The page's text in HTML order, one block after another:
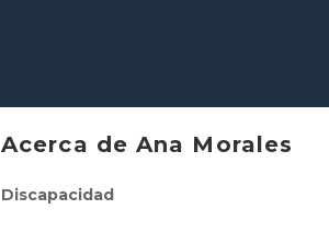
Acerca de Ana Morales
Discapacidad